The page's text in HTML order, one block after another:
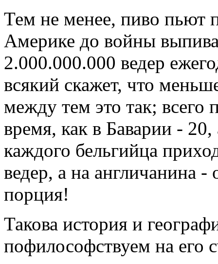
Тем не менее, пиво пьют
Америке до войны
2.000.000.000 ведер
всякий скажет, что
между тем это так; всего
время, как в Баварии -
каждого бельгийца
ведер, а на англичанина -
порция!
Такова история и
пофилософствуем на его